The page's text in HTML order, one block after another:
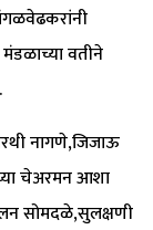
वतीने
नागणे,जिजाऊ
चेअरमन आशा
सोमदळे,सुलक्षणी